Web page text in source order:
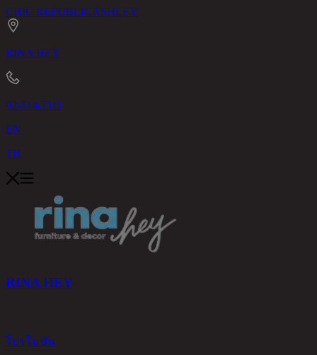
CHIC REPUBLICASHLEY
RINA HEY
02-514-7111
EN
TH
RINA HEY
โปรโมชัน